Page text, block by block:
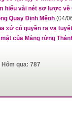
hiểu vài nét sơ lược về
Quay Định Mệnh (04/
xứ có quyền ra vạ
mật của Mảng rừng
qua: 787